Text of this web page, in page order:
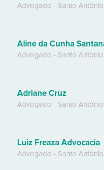
Advogado - Santo
Aline da Cunha
Advogado - Santo
Adriane Cruz
Advogado - Santo
Luiz Freaza Advocacia
Advogado - Santo